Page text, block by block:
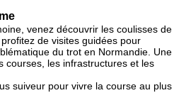
venez découvrir les coulisses de
de visites guidées pour
du trot en Normandie. Une
courses, les infrastructures et les
suiveur pour vivre la course au plus